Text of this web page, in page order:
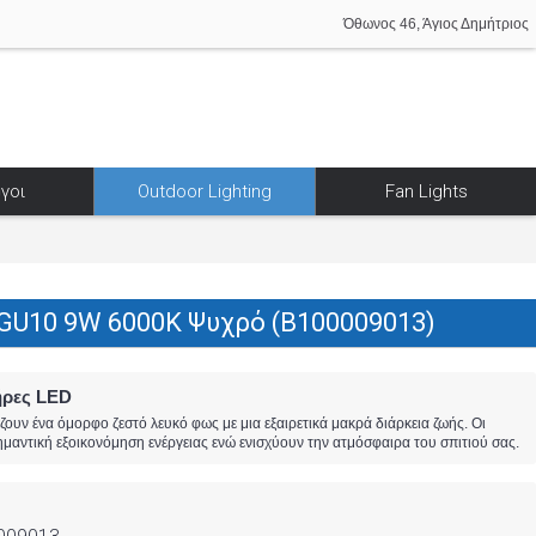
Όθωνος 46, Άγιος Δημήτριος
Outdoor Lighting Fan Lights
9W 6000K Ψυχρό (B100009013)
LED
ένα όμορφο ζεστό λευκό φως με μια εξαιρετικά μακρά διάρκεια ζωής. Οι
εξοικονόμηση ενέργειας ενώ ενισχύουν την ατμόσφαιρα του σπιτιού σας.